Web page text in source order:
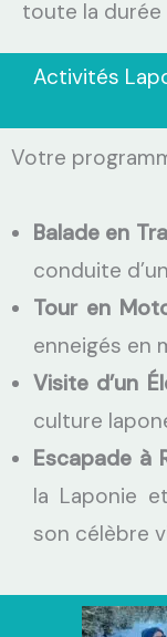
toute la
Activités
Votre
Balade en
conduite
Tour en
enneigés en
Visite d’un
culture
Escapade à
la Laponie
son célèbre